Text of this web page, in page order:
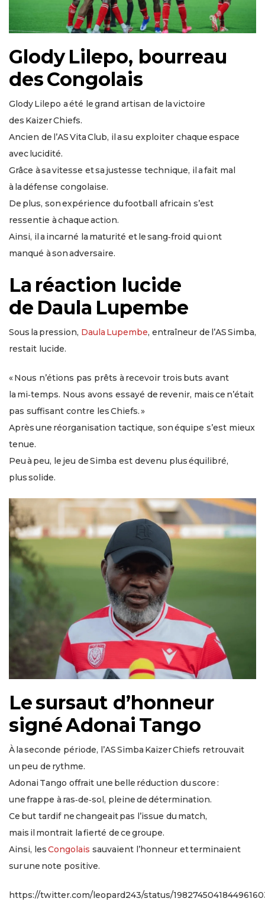
Glody Lilepo, bourreau
des Congolais
Glody Lilepo a été le grand artisan de la victoire
des Kaizer Chiefs.
Ancien de l’AS Vita Club, il a su exploiter chaque espace
avec lucidité.
Grâce à sa vitesse et sa justesse technique, il a fait mal
à la défense congolaise.
De plus, son expérience du football africain s’est
ressentie à chaque action.
Ainsi, il a incarné la maturité et le sang‑froid qui ont
manqué à son adversaire.
La réaction lucide
de Daula Lupembe
Sous la pression, Daula Lupembe, entraîneur de l’AS Simba,
restait lucide.
« Nous n’étions pas prêts à recevoir trois buts avant
la mi‑temps. Nous avons essayé de revenir, mais ce n’était
pas suffisant contre les Chiefs. »
Après une réorganisation tactique, son équipe s’est mieux
tenue.
Peu à peu, le jeu de Simba est devenu plus équilibré,
plus solide.
Le sursaut d’honneur
signé Adonai Tango
À la seconde période, l’AS Simba Kaizer Chiefs retrouvait
un peu de rythme.
Adonai Tango offrait une belle réduction du score :
une frappe à ras‑de‑sol, pleine de détermination.
Ce but tardif ne changeait pas l’issue du match,
mais il montrait la fierté de ce groupe.
Ainsi, lesCongolais sauvaient l’honneur et terminaient
sur une note positive.
https://twitter.com/leopard243/status/